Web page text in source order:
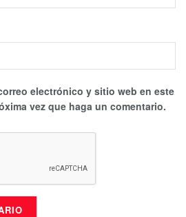
electrónico y sitio web en este
vez que haga un comentario.